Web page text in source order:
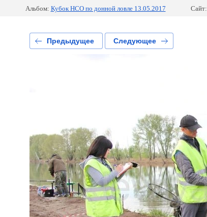
Альбом: Кубок НСО по донной ловле 13.05.2017 Сайт:
Предыдущее Следующее